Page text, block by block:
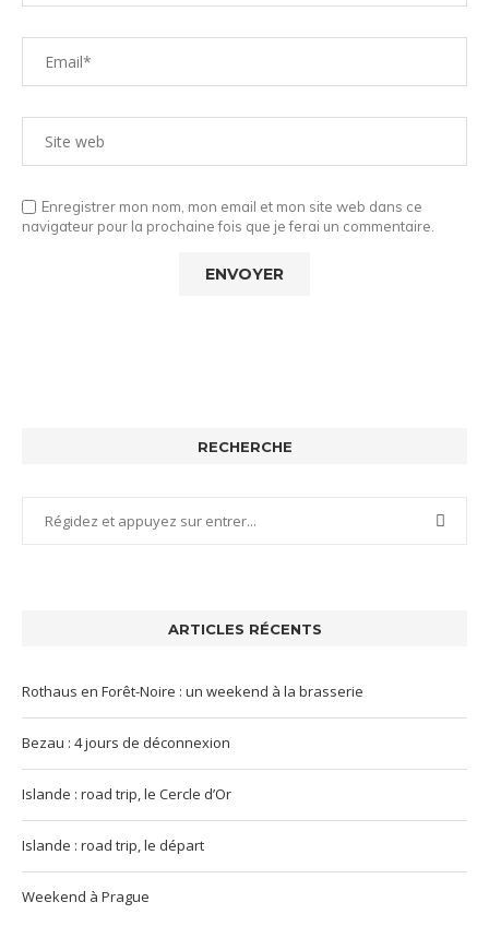
Enregistrer mon nom, mon email et mon site web dans ce
navigateur pour la prochaine fois que je ferai un commentaire.
RECHERCHE
ARTICLES RÉCENTS
Rothaus en Forêt-Noire : un weekend à la brasserie
Bezau : 4 jours de déconnexion
Islande : road trip, le Cercle d’Or
Islande : road trip, le départ
Weekend à Prague